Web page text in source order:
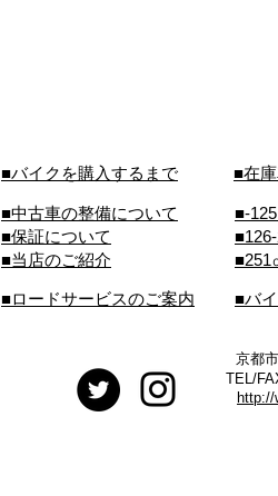
■バイクを購入するまで ■在
■中古車の整備について
■保証について
■当店のご紹介
■-
■251
■ロードサービスのご案内 ■バ
京都
TEL/